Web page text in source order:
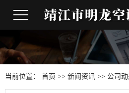
当前位置： 首页 >> 新闻资讯 >> 公司